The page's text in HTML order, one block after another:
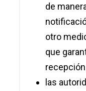
de
otro
que
recepción
las